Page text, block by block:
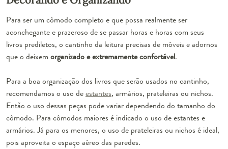
Para ser um cômodo completo e que possa realmente ser
aconchegante e prazeroso de se passar horas e horas com seus
livros prediletos, o cantinho da leitura precisas de móveis e adornos
que o deixemorganizado e extremamente confortável.
Para a boa organização dos livros que serão usados no cantinho,
recomendamos o uso deestantes, armários, prateleiras ou nichos.
Então o uso dessas peças pode variar dependendo do tamanho do
cômodo. Para cômodos maiores é indicado o uso de estantes e
armários. Já para os menores, o uso de prateleiras ou nichos é ideal,
pois aproveita o espaço aéreo das paredes.